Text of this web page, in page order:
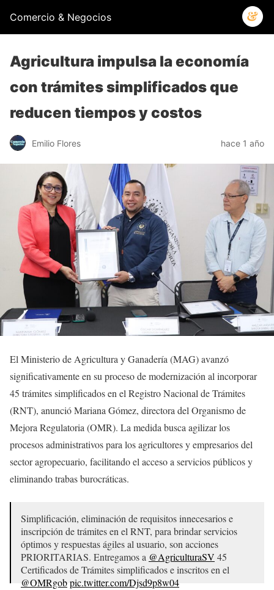
Comercio & Negocios
Agricultura impulsa la economía
con trámites simplificados que
reducen tiempos y costos
Emilio Flores hace 1 año
El Ministerio de Agricultura y Ganadería (MAG) avanzó
significativamente en su proceso de modernización al incorporar
45 trámites simplificados en el Registro Nacional de Trámites
(RNT), anunció Mariana Gómez, directora del Organismo de
Mejora Regulatoria (OMR). La medida busca agilizar los
procesos administrativos para los agricultores y empresarios del
sector agropecuario, facilitando el acceso a servicios públicos y
eliminando trabas burocráticas.
Simplificación, eliminación de requisitos innecesarios e
inscripción de trámites en el RNT, para brindar servicios
óptimos y respuestas ágiles al usuario, son acciones
PRIORITARIAS. Entregamos a @AgriculturaSV 45
Certificados de Trámites simplificados e inscritos en el
@OMRgobpic.twitter.com/Djsd9p8w04